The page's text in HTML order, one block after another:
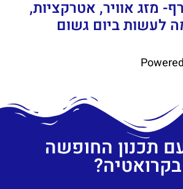
מזג אוויר, אטרקציות,
לעשות ביום גשום
תכנון החופשה
בקרואטיה?